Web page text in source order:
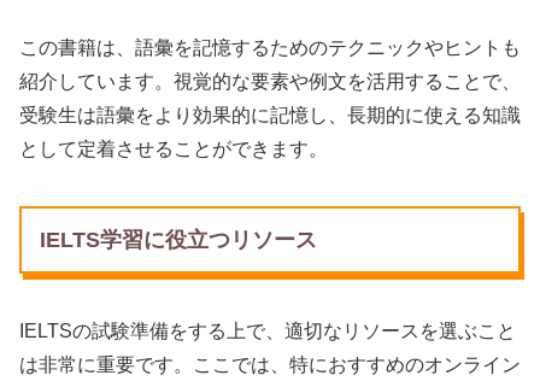
この書籍は、語彙を記憶するためのテクニックやヒントも
紹介しています。視覚的な要素や例文を活用することで、
受験生は語彙をより効果的に記憶し、長期的に使える知識
として定着させることができます。
IELTS学習に役立つリソース
IELTSの試験準備をする上で、適切なリソースを選ぶこと
は非常に重要です。ここでは、特におすすめのオンライン